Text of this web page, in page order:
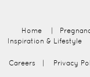
Home
Inspiration & Lifestyle
Careers Privacy